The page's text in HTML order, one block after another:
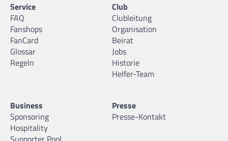
Service
FAQ
Fanshops
FanCard
Glossar
Regeln
Club
Clubleitung
Organisation
Beirat
Jobs
Historie
Helfer-Team
Business
Sponsoring
Hospitality
Presse
Presse-Kontakt